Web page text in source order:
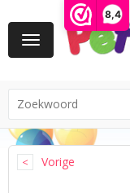
8,4
Toggle
navigation
Vorige